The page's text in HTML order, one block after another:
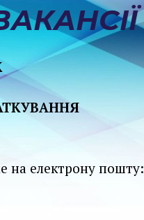
на електрону пошту: